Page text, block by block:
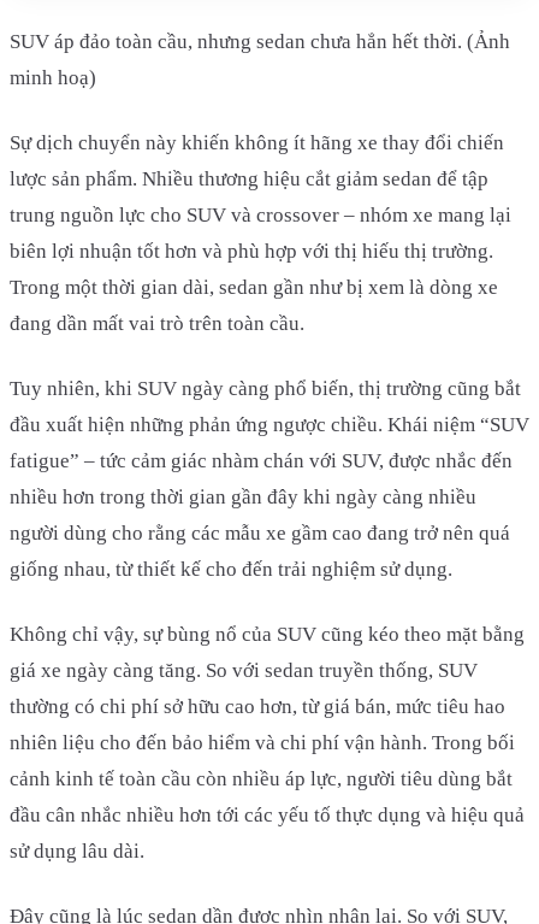
SUV áp đảo toàn cầu, nhưng sedan chưa hẳn hết thời. (Ảnh
minh hoạ)​
Sự dịch chuyển này khiến không ít hãng xe thay đổi chiến
lược sản phẩm. Nhiều thương hiệu cắt giảm sedan để tập
trung nguồn lực cho SUV và crossover – nhóm xe mang lại
biên lợi nhuận tốt hơn và phù hợp với thị hiếu thị trường.
Trong một thời gian dài, sedan gần như bị xem là dòng xe
đang dần mất vai trò trên toàn cầu.
Tuy nhiên, khi SUV ngày càng phổ biến, thị trường cũng bắt
đầu xuất hiện những phản ứng ngược chiều. Khái niệm “SUV
fatigue” – tức cảm giác nhàm chán với SUV, được nhắc đến
nhiều hơn trong thời gian gần đây khi ngày càng nhiều
người dùng cho rằng các mẫu xe gầm cao đang trở nên quá
giống nhau, từ thiết kế cho đến trải nghiệm sử dụng.
Không chỉ vậy, sự bùng nổ của SUV cũng kéo theo mặt bằng
giá xe ngày càng tăng. So với sedan truyền thống, SUV
thường có chi phí sở hữu cao hơn, từ giá bán, mức tiêu hao
nhiên liệu cho đến bảo hiểm và chi phí vận hành. Trong bối
cảnh kinh tế toàn cầu còn nhiều áp lực, người tiêu dùng bắt
đầu cân nhắc nhiều hơn tới các yếu tố thực dụng và hiệu quả
sử dụng lâu dài.
Đây cũng là lúc sedan dần được nhìn nhận lại. So với SUV,